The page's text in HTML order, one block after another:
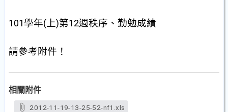
101學年(上)第12週秩序、勤勉成績
請參考附件！
相關附件
2012-11-19-13-25-52-nf1.xls